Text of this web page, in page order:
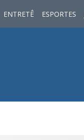
ENTRETÊ ESPORTES